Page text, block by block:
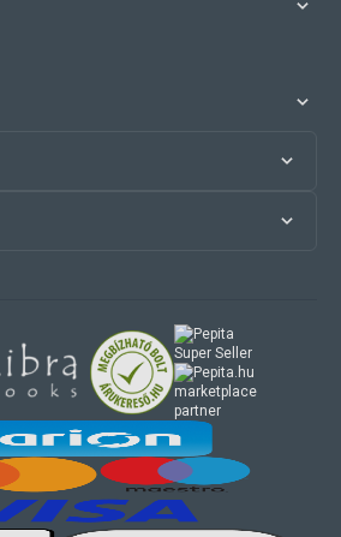
marketplace
partner